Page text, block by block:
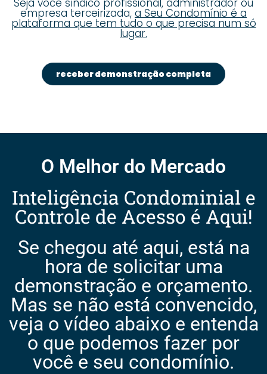
empresa terceirizada, a Seu Condomínio é a
plataforma que tem tudo o que precisa num só
lugar.
receber demonstração completa
O Melhor do Mercado
Inteligência Condominial e
Controle de Acesso é Aqui!
Se chegou até aqui, está na
hora de solicitar uma
demonstração e orçamento.
Mas se não está convencido,
veja o vídeo abaixo e entenda
o que podemos fazer por
você e seu condomínio.